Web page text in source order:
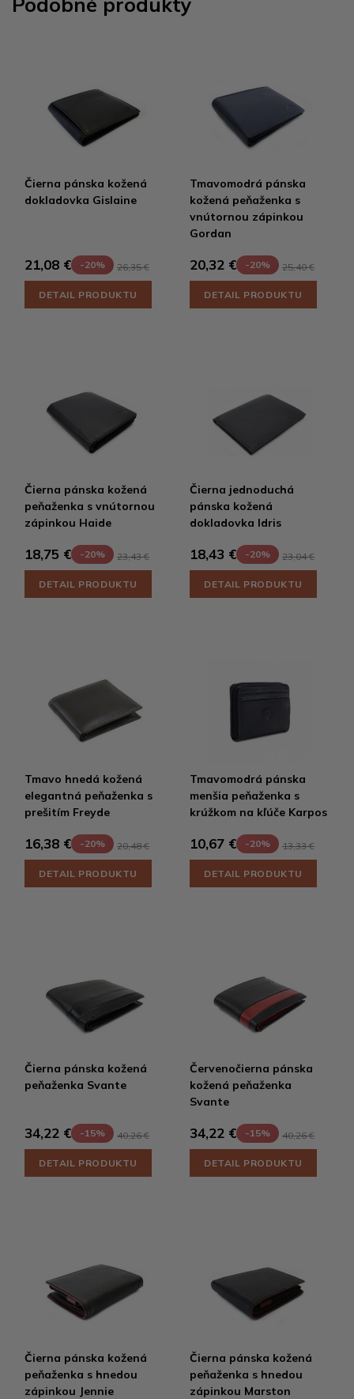
Čierna pánska kožená
dokladovka Gislaine
21,08 € -20% 26,35 €
DETAIL PRODUKTU
Tmavomodrá pánska
kožená peňaženka s
vnútornou zápinkou
Gordan
20,32 € -20% 25,40 €
DETAIL PRODUKTU
Čierna pánska kožená
peňaženka s vnútornou
zápinkou Haide
18,75 € -20% 23,43 €
DETAIL PRODUKTU
Čierna jednoduchá
pánska kožená
dokladovka Idris
18,43 € -20% 23,04 €
DETAIL PRODUKTU
Tmavo hnedá kožená
elegantná peňaženka s
prešitím Freyde
16,38 € -20% 20,48 €
DETAIL PRODUKTU
Tmavomodrá pánska
menšia peňaženka s
krúžkom na kľúče Karpos
10,67 € -20% 13,33 €
DETAIL PRODUKTU
Čierna pánska kožená
peňaženka Svante
34,22 € -15% 40,26 €
DETAIL PRODUKTU
Červenočierna pánska
kožená peňaženka
Svante
34,22 € -15% 40,26 €
DETAIL PRODUKTU
Čierna pánska kožená
peňaženka s hnedou
zápinkou Jennie
Čierna pánska kožená
peňaženka s hnedou
zápinkou Marston